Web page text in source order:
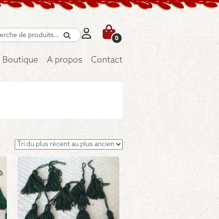
Recherche
0
Boutique A propos Contact